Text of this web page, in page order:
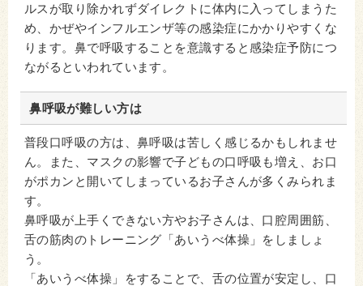
ルスが取り除かれずダイレクトに体内に入ってしまうた
め、かぜやインフルエンザ等の感染症にかかりやすくな
ります。鼻で呼吸することを意識すると感染症予防につ
ながるといわれています。
鼻呼吸が難しい方は
普段口呼吸の方は、鼻呼吸は苦しく感じるかもしれませ
ん。また、マスクの影響で子どもの口呼吸も増え、お口
がポカンと開いてしまっているお子さんが多くみられま
す。
鼻呼吸が上手くできない方やお子さんは、口腔周囲筋、
舌の筋肉のトレーニング「あいうべ体操」をしましょ
う。
「あいうべ体操」をすることで、舌の位置が安定し、口